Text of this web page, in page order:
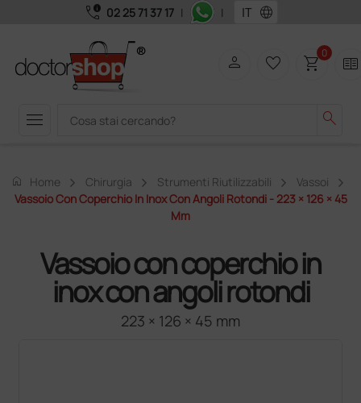
call_quality 02 25 71 37 17 | | language
menu search
person favorite_border shopping_cart0 two_pager
home Home Chirurgia Strumenti Riutilizzabili
Vassoi
Vassoio Con Coperchio In Inox Con Angoli Rotondi - 223 × 126 × 45
Mm
Vassoio con coperchio in
inox con angoli rotondi
223 × 126 × 45 mm